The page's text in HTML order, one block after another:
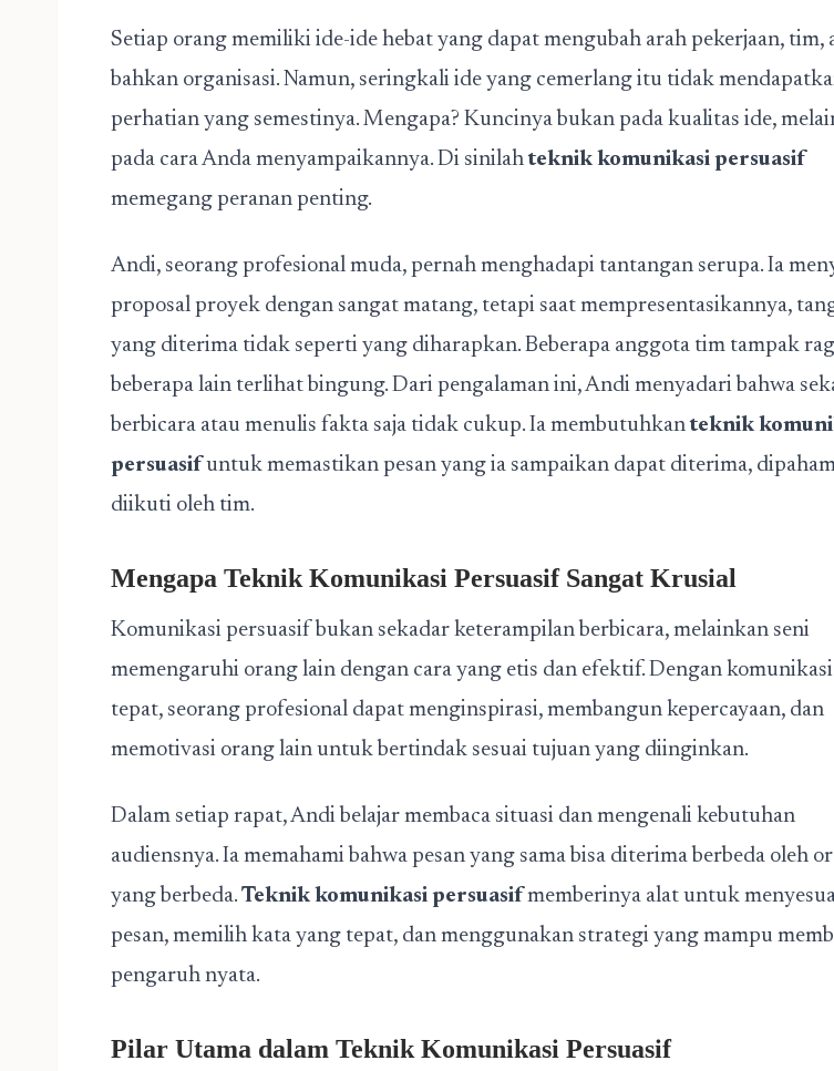
Setiap orang memiliki ide-ide hebat yang dapat mengubah arah pekerjaan, tim,
bahkan organisasi. Namun, seringkali ide yang cemerlang itu tidak
perhatian yang semestinya. Mengapa? Kuncinya bukan pada kualitas ide,
pada cara Anda menyampaikannya. Di sinilahteknik komunikasi persuasif
memegang peranan penting.
Andi, seorang profesional muda, pernah menghadapi tantangan serupa. Ia
proposal proyek dengan sangat matang, tetapi saat mempresentasikannya,
yang diterima tidak seperti yang diharapkan. Beberapa anggota tim tampak
beberapa lain terlihat bingung. Dari pengalaman ini, Andi menyadari bahwa
berbicara atau menulis fakta saja tidak cukup. Ia membutuhkanteknik
persuasif untuk memastikan pesan yang ia sampaikan dapat diterima,
diikuti oleh tim.
Mengapa Teknik Komunikasi Persuasif Sangat Krusial
Komunikasi persuasif bukan sekadar keterampilan berbicara, melainkan seni
memengaruhi orang lain dengan cara yang etis dan efektif. Dengan
tepat, seorang profesional dapat menginspirasi, membangun kepercayaan, dan
memotivasi orang lain untuk bertindak sesuai tujuan yang diinginkan.
Dalam setiap rapat, Andi belajar membaca situasi dan mengenali kebutuhan
audiensnya. Ia memahami bahwa pesan yang sama bisa diterima berbeda oleh
yang berbeda. Teknik komunikasi persuasif memberinya alat untuk
pesan, memilih kata yang tepat, dan menggunakan strategi yang mampu
pengaruh nyata.
Pilar Utama dalam Teknik Komunikasi Persuasif